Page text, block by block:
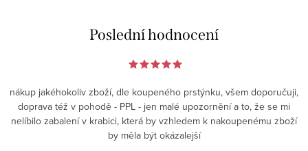
Poslední hodnocení
nákup jakéhokoliv zboží, dle koupeného prstýnku, všem doporučuji,
doprava též v pohodě - PPL - jen malé upozornění a to, že se mi
nelíbilo zabalení v krabici, která by vzhledem k nakoupenému zboží
by měla být okázalejší